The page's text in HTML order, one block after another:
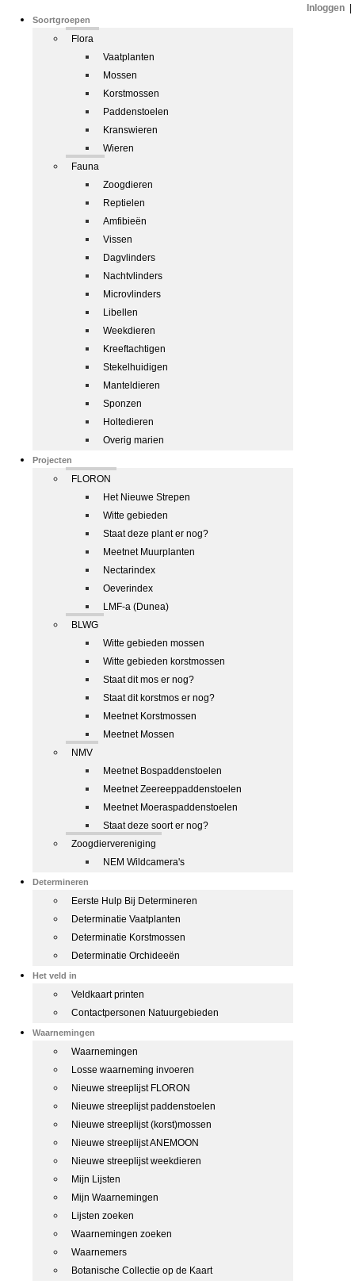
Soortgroepen
Flora
Vaatplanten
Mossen
Korstmossen
Paddenstoelen
Kranswieren
Wieren
Fauna
Zoogdieren
Reptielen
Amfibieën
Vissen
Dagvlinders
Nachtvlinders
Microvlinders
Libellen
Weekdieren
Kreeftachtigen
Stekelhuidigen
Manteldieren
Sponzen
Holtedieren
Overig marien
Projecten
FLORON
Het Nieuwe Strepen
Witte gebieden
Staat deze plant er nog?
Meetnet Muurplanten
Nectarindex
Oeverindex
LMF-a (Dunea)
BLWG
Witte gebieden mossen
Witte gebieden korstmossen
Staat dit mos er nog?
Staat dit korstmos er nog?
Meetnet Korstmossen
Meetnet Mossen
NMV
Meetnet Bospaddenstoelen
Meetnet Zeereeppaddenstoelen
Meetnet Moeraspaddenstoelen
Staat deze soort er nog?
Zoogdiervereniging
NEM Wildcamera's
Determineren
Eerste Hulp Bij Determineren
Determinatie Vaatplanten
Determinatie Korstmossen
Determinatie Orchideeën
Het veld in
Veldkaart printen
Contactpersonen Natuurgebieden
Waarnemingen
Waarnemingen
Losse waarneming invoeren
Nieuwe streeplijst FLORON
Nieuwe streeplijst paddenstoelen
Nieuwe streeplijst (korst)mossen
Nieuwe streeplijst ANEMOON
Nieuwe streeplijst weekdieren
Mijn Lijsten
Mijn Waarnemingen
Lijsten zoeken
Waarnemingen zoeken
Waarnemers
Botanische Collectie op de Kaart
Inloggen